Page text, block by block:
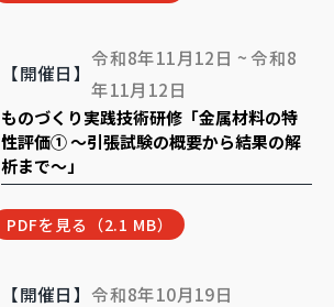
【開催日】
令和8年11月12日 ~ 令和8
年11月12日
ものづくり実践技術研修「金属材料の特
性評価① ～引張試験の概要から結果の解
析まで～」
PDFを見る（2.1 MB）
【開催日】 令和8年10月19日